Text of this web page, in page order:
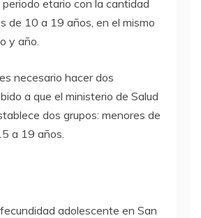
etario con la cantidad
de 10 a 19 años, en el mismo
y año.
necesario hacer dos
a que el ministerio de Salud
dos grupos: menores de
a 19 años.
adolescente en San